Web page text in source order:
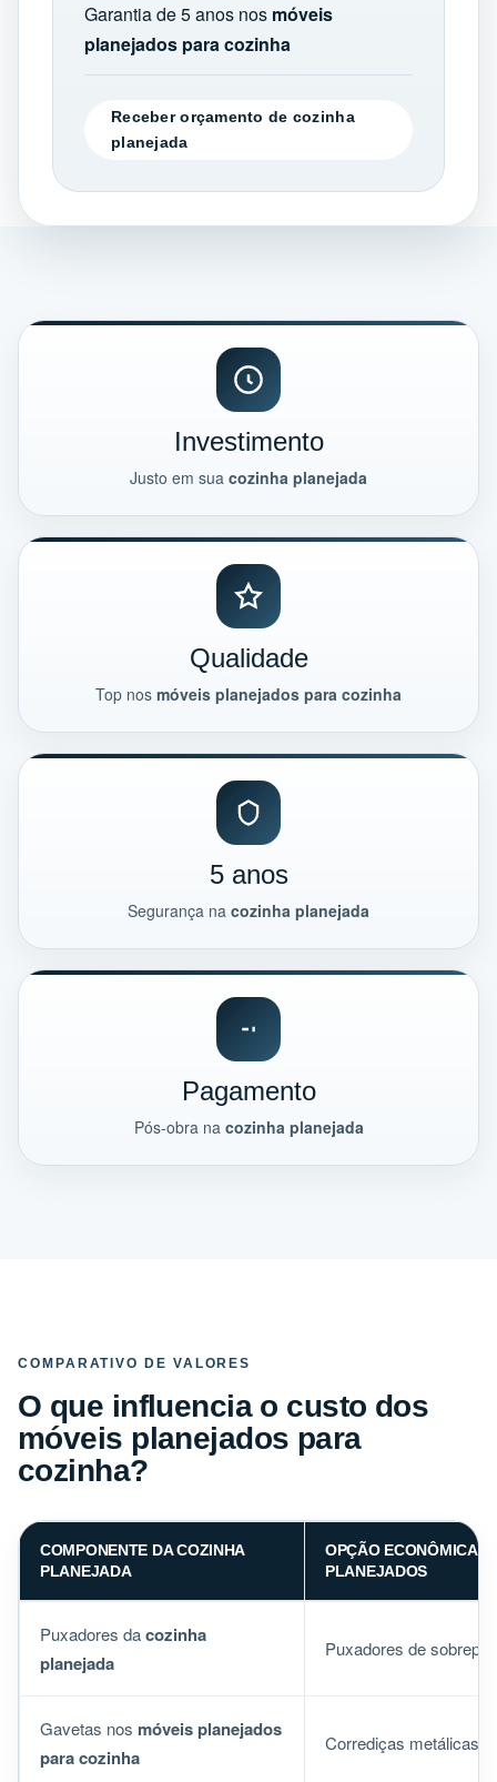
Garantia de 5 anos nos móveis
planejados para cozinha
Receber orçamento de cozinha
planejada
Investimento
Justo em sua cozinha planejada
Qualidade
Top nos móveis planejados para cozinha
5 anos
Segurança na cozinha planejada
Pagamento
Pós-obra na cozinha planejada
COMPARATIVO DE VALORES
O que influencia o custo dos
móveis planejados para
cozinha?
COMPONENTE DA COZINHA
PLANEJADA
OPÇÃO ECONÔMICA
PLANEJADOS
Puxadores dacozinha
planejada
Puxadores de sobrepor
Gavetas nos móveis planejados
para cozinha
Corrediças metálicas